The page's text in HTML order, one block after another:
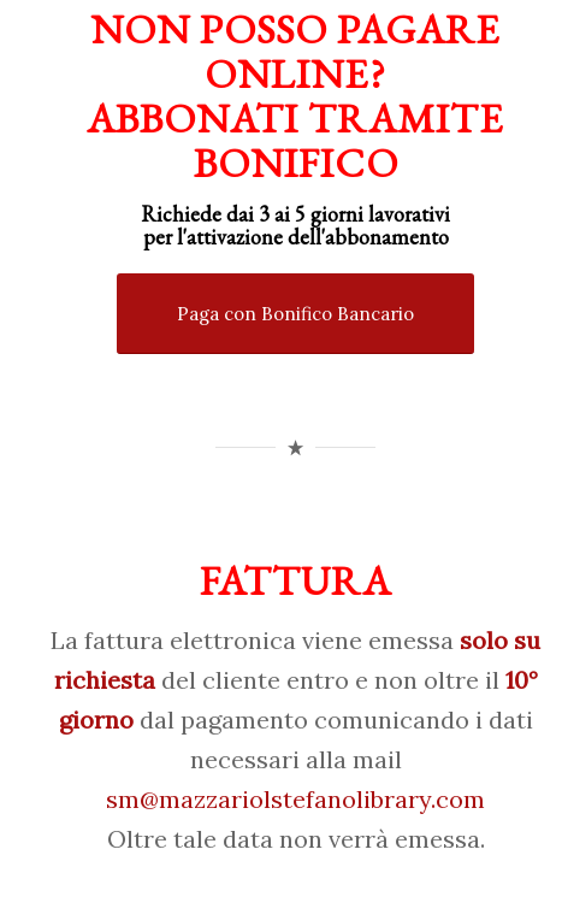
NON POSSO PAGARE
ONLINE?
ABBONATI TRAMITE
BONIFICO
Richiede dai 3 ai 5 giorni lavorativi
perl'attivazionedell'abbonamento
Paga con Bonifico Bancario
FATTURA
La fattura elettronica viene emessa solo su
richiestadel cliente entro e non oltre il 10°
giornodal pagamento comunicando i dati
necessari alla mail
sm@mazzariolstefanolibrary.com
Oltre tale data non verrà emessa.